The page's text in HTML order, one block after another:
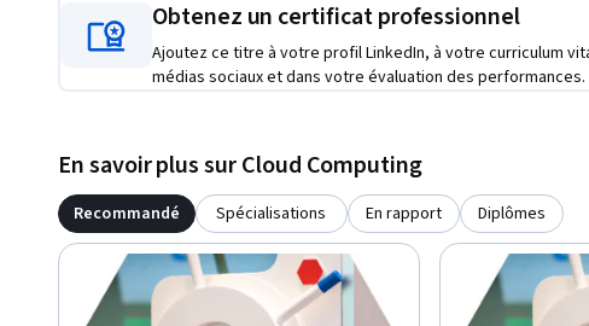
Obtenez un certificat professionnel
Ajoutez ce titre à votre profil LinkedIn, à votre curriculum
médias sociaux et dans votre évaluation des performances.
En savoir plus sur Cloud Computing
Recommandé Spécialisations En rapport Diplômes